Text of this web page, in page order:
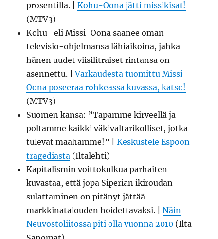
prosentilla. |Kohu-Oona jätti missikisat!
(MTV3)
Kohu- eli Missi-Oona saanee oman
televisio-ohjelmansa lähiaikoina, jahka
hänen uudet viisilitraiset rintansa on
asennettu. |Varkaudesta tuomittu Missi-
Oona poseeraa rohkeassa kuvassa, katso!
(MTV3)
Suomen kansa: ”Tapamme kirveellä ja
poltamme kaikki väkivaltarikolliset, jotka
tulevat maahamme!” |Keskustele Espoon
tragediasta (Iltalehti)
Kapitalismin voittokulkua parhaiten
kuvastaa, että jopa Siperian ikiroudan
sulattaminen on pitänyt jättää
markkinatalouden hoidettavaksi. |Näin
Neuvostoliitossa piti olla vuonna 2010 (Ilta-